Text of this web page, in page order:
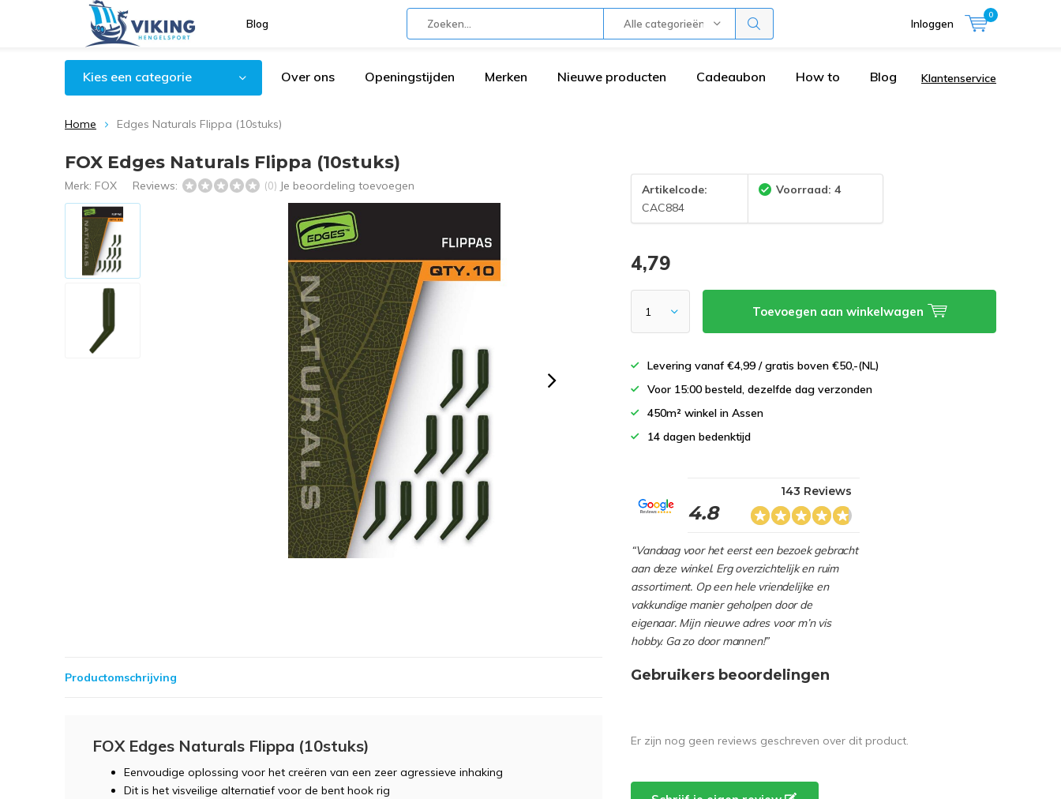
Blog Alle categorieën Inloggen
0
Kies een categorie Over ons Openingstijden Merken Nieuwe producten Cadeaubon How to Blog Klantenservice
Home Edges Naturals Flippa (10stuks)
FOX Edges Naturals Flippa (10stuks)
Merk: FOX Reviews: (0) Je beoordeling toevoegen
Artikelcode:
CAC884
Voorraad: 4
4,79
Toevoegen aan winkelwagen
Levering vanaf €4,99 / gratis boven €50,-(NL)
Voor 15:00 besteld, dezelfde dag verzonden
450m² winkel in Assen
14 dagen bedenktijd
4.8
143 Reviews
“Vandaag voor het eerst een bezoek gebracht
aan deze winkel. Erg overzichtelijk en ruim
assortiment. Op een hele vriendelijke en
vakkundige manier geholpen door de
eigenaar. Mijn nieuwe adres voor m’n vis
hobby. Ga zo door mannen!”
Productomschrijving
FOX Edges Naturals Flippa (10stuks)
Eenvoudige oplossing voor het creëren van een zeer agressieve inhaking
Dit is het visveilige alternatief voor de bent hook rig
Gebruikers beoordelingen
Er zijn nog geen reviews geschreven over dit product.